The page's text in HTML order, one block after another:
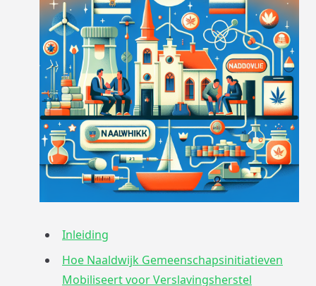
Inleiding
Hoe Naaldwijk Gemeenschapsinitiatieven
Mobiliseert voor Verslavingsherstel